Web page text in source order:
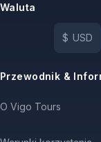
Waluta
$ USD
Przewodnik &
O Vigo Tours